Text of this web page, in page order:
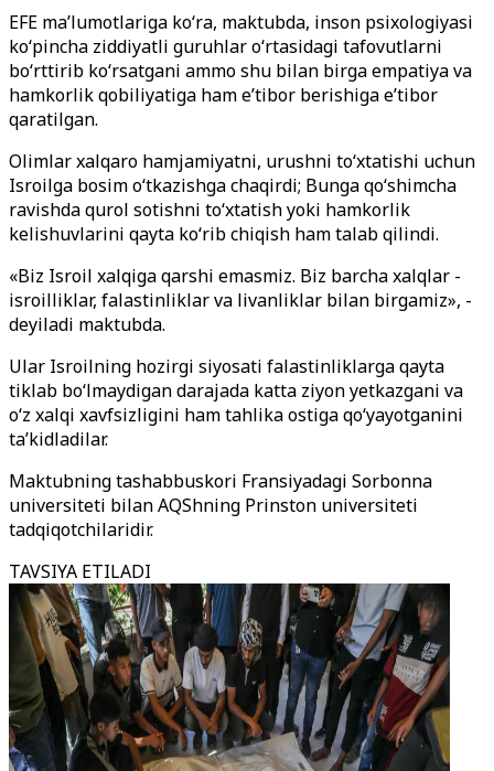
EFE ma’lumotlariga ko‘ra, maktubda, inson psixologiyasi
ko‘pincha ziddiyatli guruhlar o‘rtasidagi tafovutlarni
bo‘rttirib ko‘rsatgani ammo shu bilan birga empatiya va
hamkorlik qobiliyatiga ham e’tibor berishiga e’tibor
qaratilgan.
Olimlar xalqaro hamjamiyatni, urushni to‘xtatishi uchun
Isroilga bosim o‘tkazishga chaqirdi; Bunga qo‘shimcha
ravishda qurol sotishni to‘xtatish yoki hamkorlik
kelishuvlarini qayta ko‘rib chiqish ham talab qilindi.
«Biz Isroil xalqiga qarshi emasmiz. Biz barcha xalqlar -
isroilliklar, falastinliklar va livanliklar bilan birgamiz», -
deyiladi maktubda.
Ular Isroilning hozirgi siyosati falastinliklarga qayta
tiklab bo‘lmaydigan darajada katta ziyon yetkazgani va
o‘z xalqi xavfsizligini ham tahlika ostiga qo‘yayotganini
ta’kidladilar.
Maktubning tashabbuskori Fransiyadagi Sorbonna
universiteti bilan AQShning Prinston universiteti
tadqiqotchilaridir.
TAVSIYA ETILADI